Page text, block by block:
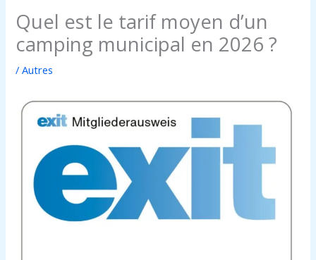
Quel est le tarif moyen d’un
camping municipal en 2026 ?
/Autres